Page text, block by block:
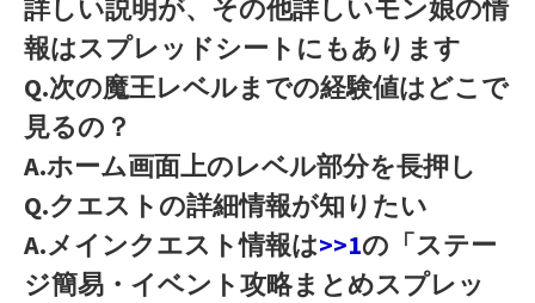
詳しい説明が、その他詳しいモン娘の情
報はスプレッドシートにもあります
Q.次の魔王レベルまでの経験値はどこで
見るの？
A.ホーム画面上のレベル部分を長押し
Q.クエストの詳細情報が知りたい
A.メインクエスト情報は>>1の「ステー
ジ簡易・イベント攻略まとめスプレッ